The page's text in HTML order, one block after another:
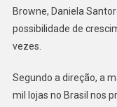
Browne, Daniela
possibilidade de
vezes.
Segundo a direção, a
mil lojas no Brasil nos